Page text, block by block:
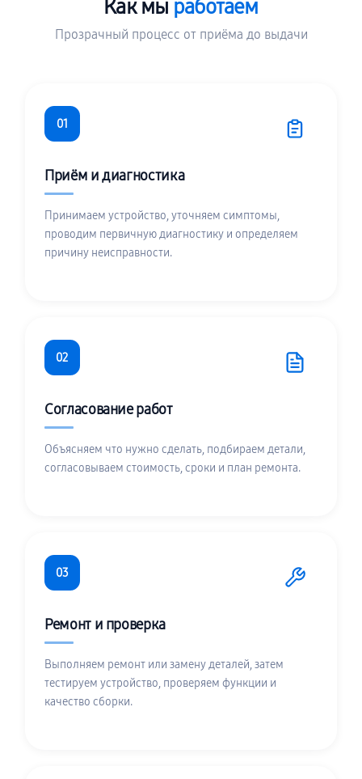
Как мы работаем
Прозрачный процесс от приёма до выдачи
01
Приём и диагностика
Принимаем устройство, уточняем симптомы,
проводим первичную диагностику и определяем
причину неисправности.
02
Согласование работ
Объясняем что нужно сделать, подбираем детали,
согласовываем стоимость, сроки и план ремонта.
03
Ремонт и проверка
Выполняем ремонт или замену деталей, затем
тестируем устройство, проверяем функции и
качество сборки.